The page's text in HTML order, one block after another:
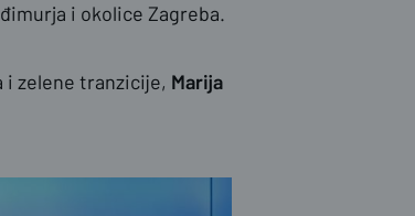
i okolice Zagreba.
zelene tranzicije, Marija